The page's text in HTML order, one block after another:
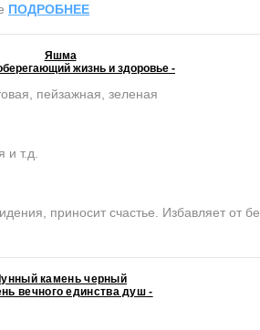
ПОДРОБНЕЕ
Яшма
жизнь и здоровье -
пейзажная, зеленая
и т.д.
приносит счастье. Избавляет от
камень черный
вечного единства душ -